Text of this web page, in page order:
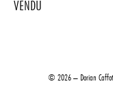
© 2026 – Dorian Caffot